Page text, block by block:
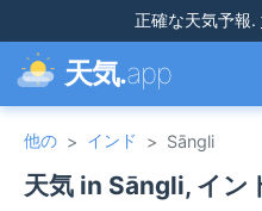
正確な天気予報.
天気.app
他の > インド > Sāngli
天気 in Sāngli, イ